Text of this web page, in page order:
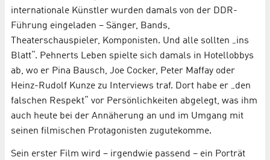
internationale Künstler wurden damals von der DDR-
Führung eingeladen – Sänger, Bands,
Theaterschauspieler, Komponisten. Und alle sollten „ins
Blatt“. Pehnerts Leben spielte sich damals in Hotellobbys
ab, wo er Pina Bausch, Joe Cocker, Peter Maffay oder
Heinz-Rudolf Kunze zu Interviews traf. Dort habe er „den
falschen Respekt“ vor Persönlichkeiten abgelegt, was ihm
auch heute bei der Annäherung an und im Umgang mit
seinen filmischen Protagonisten zugutekomme.
Sein erster Film wird – irgendwie passend – ein Porträt